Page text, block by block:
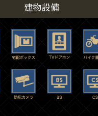
建物設備